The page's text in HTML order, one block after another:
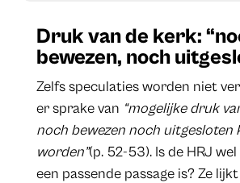
Druk van de kerk:
bewezen, noch
Zelfs speculaties worden niet
er sprake van “mogelijke druk
noch bewezen noch uitgesloten
worden”(p. 52-53). Is de HRJ
een passende passage is? Ze